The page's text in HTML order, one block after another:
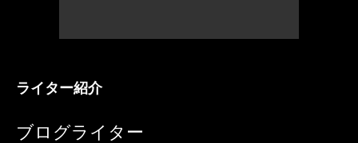
ライター紹介
ブログライター